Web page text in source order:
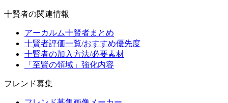
十賢者の関連情報
アーカルム十賢者まとめ
十賢者評価一覧/おすすめ優先度
十賢者の加入方法/必要素材
「至賢の領域」強化内容
フレンド募集